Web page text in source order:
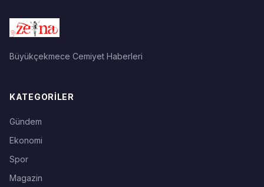
Büyükçekmece Cemiyet Haberleri
KATEGORILER
Gündem
Ekonomi
Spor
Magazin